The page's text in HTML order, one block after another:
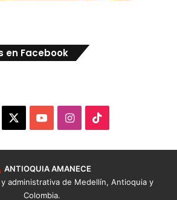
en Facebook
YouTubeInstagram
ANTIOQUIA AMANECE
administrativa de Medellín, Antioquia y
Colombia.